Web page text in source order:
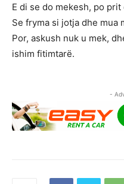
E di se do mekesh, po prit
Se fryma si jotja dhe mua
Por, askush nuk u mek,
ishim fitimtarë.
-